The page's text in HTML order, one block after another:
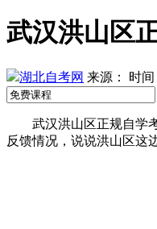
武汉洪山区
湖北自考网 来源：
时间
武汉洪山区正规自学考
反馈情况，说说洪山区这